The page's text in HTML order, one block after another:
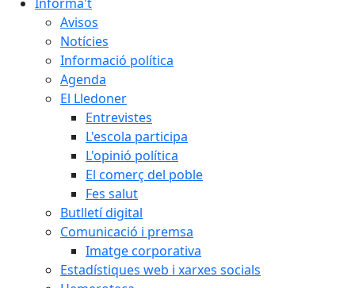
Avisos
Notícies
Informació política
Agenda
El Lledoner
Entrevistes
L'escola participa
L'opinió política
El comerç del poble
Fes salut
Butlletí digital
Comunicació i premsa
Imatge corporativa
Estadístiques web i xarxes socials